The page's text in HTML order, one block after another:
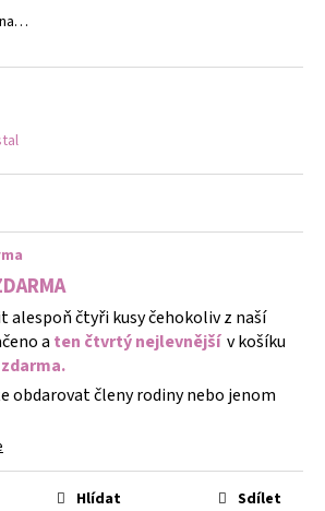
alespoň čtyři kusy čehokoliv z naší
a ten čtvrtý nejlevnější v košíku
obdarovat členy rodiny nebo jenom
Hlídat Sdílet